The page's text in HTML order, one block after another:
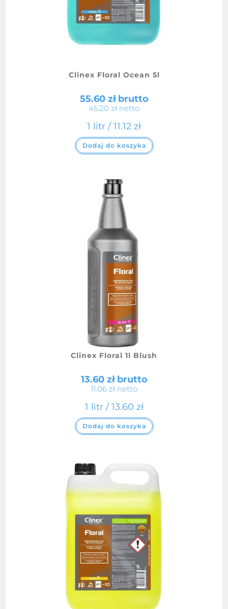
Clinex Floral Ocean 5l
55.60 złbrutto
45.20 zł netto
1 litr / 11.12 zł
Dodaj do koszyka
Clinex Floral 1l Blush
13.60 złbrutto
11.06 zł netto
1 litr / 13.60 zł
Dodaj do koszyka